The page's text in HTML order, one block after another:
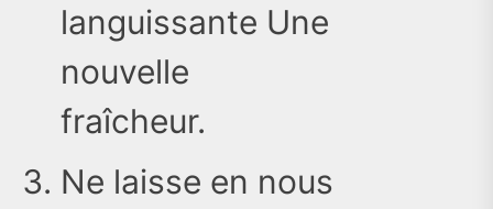
languissante Une
nouvelle
fraîcheur.
Ne laisse en nous